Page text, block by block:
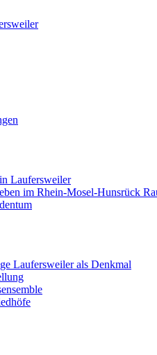
Laufersweiler
im Rhein-Mosel-Hunsrück
Laufersweiler als Denkmal